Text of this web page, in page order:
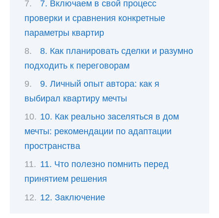
7. Включаем в свой процесс
проверки и сравнения конкретные
параметры квартир
8. Как планировать сделки и разумно
подходить к переговорам
9. Личный опыт автора: как я
выбирал квартиру мечты
10. Как реально заселяться в дом
мечты: рекомендации по адаптации
пространства
11. Что полезно помнить перед
принятием решения
12. Заключение